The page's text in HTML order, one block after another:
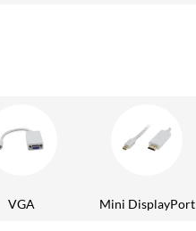
VGA Mini DisplayPort